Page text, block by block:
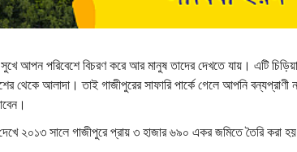
আপন পরিবেশে বিচরণ করে আর মানুষ তাদের দেখতে যায়। এটি
থেকে আলাদা। তাই গাজীপুরের সাফারি পার্কে গেলে আপনি বন্যপ্রাণী
দেখে ২০১৩ সালে গাজীপুরে প্রায় ৩ হাজার ৬৯০ একর জমিতে তৈরি করা